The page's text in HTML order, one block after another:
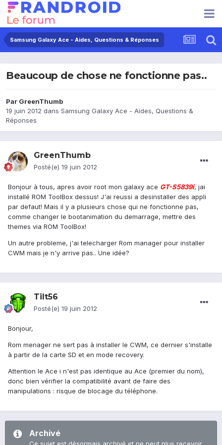
Samsung Galaxy Ace - Aides, Questions & Réponses
Beaucoup de chose ne fonctionne pas..
Par GreenThumb
19 juin 2012 dans Samsung Galaxy Ace - Aides, Questions &
Réponses
GreenThumb
Posté(e) 19 juin 2012
Bonjour à tous, apres avoir root mon galaxy ace GT-S5839i, jai
installé ROM ToolBox dessus! J'ai reussi a desinstaller des appli
par defaut! Mais il y a plusieurs chose qui ne fonctionne pas,
comme changer le bootanimation du demarrage, mettre des
themes via ROM ToolBox!
Un autre probleme, j'ai telecharger Rom manager pour installer
CWM mais je n'y arrive pas.. Une idée?
Tilt56
Posté(e) 19 juin 2012
Bonjour,
Rom menager ne sert pas à installer le CWM, ce dernier s'installe
à partir de la carte SD et en mode recovery.
Attention le Ace i n'est pas identique au Ace (premier du nom),
donc bien vérifier la compatibilité avant de faire des
manipulations : risque de blocage du téléphone.
Archivé